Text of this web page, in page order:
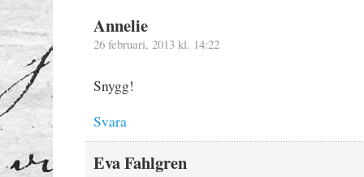
Annelie
26 februari, 2013 kl. 14:22
Snygg!
Svara
Eva Fahlgren